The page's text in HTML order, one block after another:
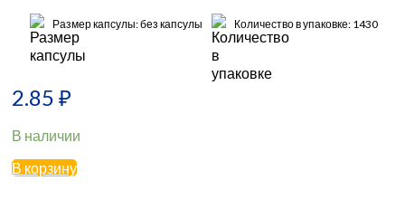
Размер капсулы: без капсулы Количество в упаковке: 1430
2.85 ₽
В наличии
В корзину